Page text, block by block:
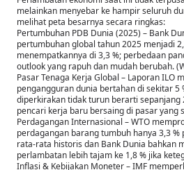
melainkan menyebar ke hampir seluruh
melihat peta besarnya secara ringkas:
Pertumbuhan PDB Dunia (2025) – Bank
pertumbuhan global tahun 2025 menjadi
menempatkannya di 3,3 %; perbedaan
outlook yang rapuh dan mudah berubah.
Pasar Tenaga Kerja Global – Laporan ILO
pengangguran dunia bertahan di sekitar 5
diperkirakan tidak turun berarti sepanjang
pencari kerja baru bersaing di pasar yang
Perdagangan Internasional – WTO
perdagangan barang tumbuh hanya 3,3
rata-rata historis dan Bank Dunia bahkan
perlambatan lebih tajam ke 1,8 % jika
Inflasi & Kebijakan Moneter – IMF